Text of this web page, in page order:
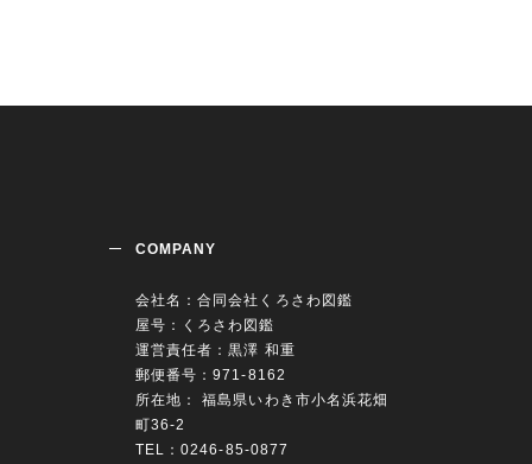
COMPANY
会社名：合同会社くろさわ図鑑
屋号：くろさわ図鑑
運営責任者：黒澤 和重
郵便番号：971-8162
所在地： 福島県いわき市小名浜花畑
町36-2
TEL：0246-85-0877